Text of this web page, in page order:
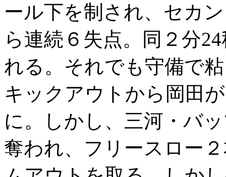
ール下を制され、セカ
ら連続６失点。同２分
れる。それでも守備で
キックアウトから岡田
に。しかし、三河・バ
奪われ、フリースロー